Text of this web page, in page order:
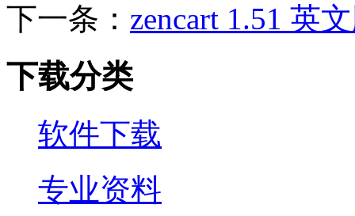
下一条： zencart 1.51 英
下载分类
软件下载
专业资料